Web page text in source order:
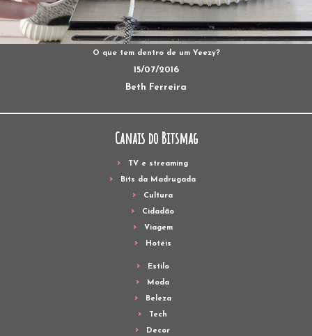
O que tem dentro de um Yeezy?
15/07/2016
Beth Ferreira
Canais do Bitsmag
TV e streaming
Bits da Madrugada
Cultura
Cidadão
Viagem
Hotéis
Estilo
Moda
Beleza
Tech
Decor